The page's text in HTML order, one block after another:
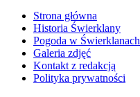
Strona główna
Historia Świerklany
Pogoda w Świerklanach
Galeria zdjęć
Kontakt z redakcją
Polityka prywatności